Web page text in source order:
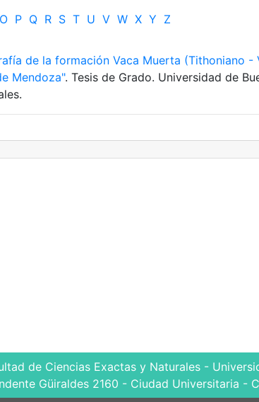
O P Q R S T U V W X Y Z
de la formación Vaca Muerta (Tithoniano -
Mendoza". Tesis de Grado. Universidad de
de Ciencias Exactas y Naturales -
Güiraldes 2160 - Ciudad Universitaria -